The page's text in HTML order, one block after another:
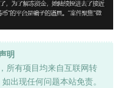
明
所有项目均来自互联网转
出现任何问题本站免责。